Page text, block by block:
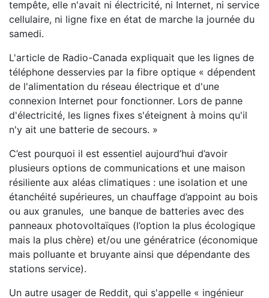
tempête, elle n'avait ni électricité, ni Internet, ni service
cellulaire, ni ligne fixe en état de marche la journée du
samedi.
L'article de Radio-Canada expliquait que les lignes de
téléphone desservies par la fibre optique « dépendent
de l'alimentation du réseau électrique et d'une
connexion Internet pour fonctionner. Lors de panne
d'électricité, les lignes fixes s'éteignent à moins qu'il
n'y ait une batterie de secours. »
C’est pourquoi il est essentiel aujourd’hui d’avoir
plusieurs options de communications et une maison
résiliente aux aléas climatiques : une isolation et une
étanchéité supérieures, un chauffage d’appoint au bois
ou aux granules, une banque de batteries avec des
panneaux photovoltaïques (l’option la plus écologique
mais la plus chère) et/ou une génératrice (économique
mais polluante et bruyante ainsi que dépendante des
stations service).
Un autre usager de Reddit, qui s'appelle « ingénieur